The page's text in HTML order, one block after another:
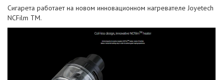
Сигарета работает на новом инновационном нагревателе Joyetech
NCFilm TM.